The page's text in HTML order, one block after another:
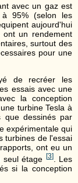
avec un gaz est
95% (selon les
aujourd'hui
ont un rendement
surtout des
pour une
de recréer les
essais avec une
la conception
turbine Tesla à
que dessinés par
expérimentale qui
turbines de l'essai
ont eu un
seul étage [3]. Les
si la conception